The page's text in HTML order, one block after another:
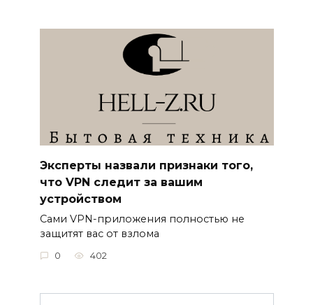
Эксперты назвали признаки того,
что VPN следит за вашим
устройством
Сами VPN-приложения полностью не
защитят вас от взлома
0 402